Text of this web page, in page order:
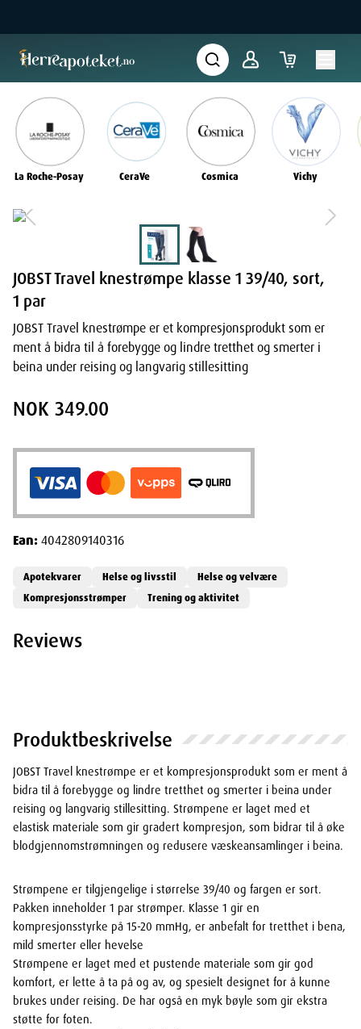
La Roche-Posay CeraVe Cosmica Vichy
Produktbeskrivelse
JOBST Travel knestrømpe er et kompresjonsprodukt som er ment å
bidra til å forebygge og lindre tretthet og smerter i beina under
reising og langvarig stillesitting. Strømpene er laget med et
elastisk materiale som gir gradert kompresjon, som bidrar til å øke
blodgjennomstrømningen og redusere væskeansamlinger i beina.
Strømpene er tilgjengelige i størrelse 39/40 og fargen er sort.
Pakken inneholder 1 par strømper. Klasse 1 gir en
kompresjonsstyrke på 15-20 mmHg, er anbefalt for tretthet i bena,
mild smerter eller hevelse
Strømpene er laget med et pustende materiale som gir god
komfort, er lette å ta på og av, og spesielt designet for å kunne
brukes under reising. De har også en myk bøyle som gir ekstra
støtte for foten.
JOBST Travel knestrømpe klasse 1 39/40, sort,
1 par
JOBST Travel knestrømpe er et kompresjonsprodukt som er
ment å bidra til å forebygge og lindre tretthet og smerter i
beina under reising og langvarig stillesitting
NOK 349.00
Ean:4042809140316
Apotekvarer Helse og livsstil
Helse og velvære
Kompresjonsstrømper
Trening og aktivitet
Reviews